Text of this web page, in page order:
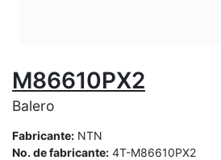
M86610PX2
Balero
Fabricante: NTN
No. de fabricante: 4T-M86610PX2